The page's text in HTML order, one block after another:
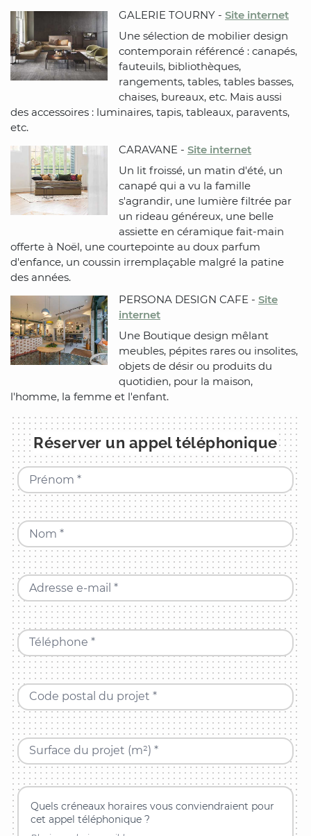
GALERIE TOURNY - Site internet
Une sélection de mobilier design
contemporain référencé : canapés,
fauteuils, bibliothèques,
rangements, tables, tables basses,
chaises, bureaux, etc. Mais aussi
des accessoires : luminaires, tapis, tableaux, paravents,
etc.
CARAVANE - Site internet
Un lit froissé, un matin d'été, un
canapé qui a vu la famille
s'agrandir, une lumière filtrée par
un rideau généreux, une belle
assiette en céramique fait-main
offerte à Noël, une courtepointe au doux parfum
d'enfance, un coussin irremplaçable malgré la patine
des années.
PERSONA DESIGN CAFE - Site
internet
Une Boutique design mêlant
meubles, pépites rares ou insolites,
objets de désir ou produits du
quotidien, pour la maison,
l'homme, la femme et l'enfant.
Réserver un appel téléphonique
Prénom *
Nom *
Adresse e-mail *
Téléphone *
Code postal du projet *
Surface du projet (m²) *
Quels créneaux horaires vous conviendraient pour
cet appel téléphonique ?